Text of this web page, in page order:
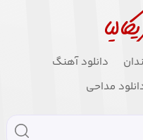
دانلود آهنگ
مداحی